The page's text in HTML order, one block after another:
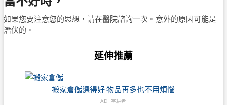
如果您要注意您的思想，請在醫院諮詢一次。意外的原因可能是
潛伏的。
延伸推薦
搬家倉儲選得好 物品再多也不用煩惱
AD | 字耕者